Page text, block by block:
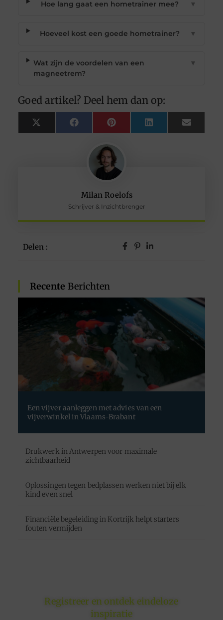
Milan Roelofs
Schrijver & Inzichtbrenger
Delen :
Recente Berichten
Een vijver aanleggen met advies van een
vijverwinkel in Vlaams-Brabant
Drukwerk in Antwerpen voor maximale
zichtbaarheid
Oplossingen tegen bedplassen werken niet bij elk
kind even snel
Financiële begeleiding in Kortrijk helpt starters
fouten vermijden
Registreer en ontdek eindeloze
inspiratie
Hoe lang gaat een hometrainer mee? ▼
Hoeveel kost een goede hometrainer? ▼
Wat zijn de voordelen van een
magneetrem?
▼
Goed artikel? Deel hem dan op:
X
(Twitter)
FacebookPinterest LinkedIn Email